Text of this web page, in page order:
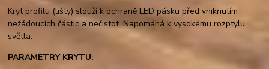
Kryt profilu (lišty) slouží k ochraně LED pásku před vniknutím
nežádoucích částic a nečistot. Napomáhá k vysokému rozptylu
světla.
PARAMETRY KRYTU: